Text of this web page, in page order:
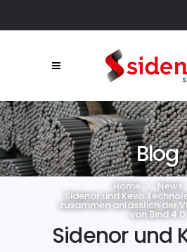
Blog
Home > News
Sidenor und Kevo
zusammen anlässlich der
von Bind 4.0
Sidenor und